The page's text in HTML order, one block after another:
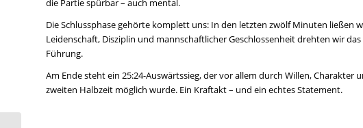
die Partie spürbar – auch mental.
Die Schlussphase gehörte komplett uns: In den letzten zwölf Minuten ließen
Leidenschaft, Disziplin und mannschaftlicher Geschlossenheit drehten wir
Führung.
Am Ende steht ein 25:24-Auswärtssieg, der vor allem durch Willen, Charakter
zweiten Halbzeit möglich wurde. Ein Kraftakt – und ein echtes Statement.